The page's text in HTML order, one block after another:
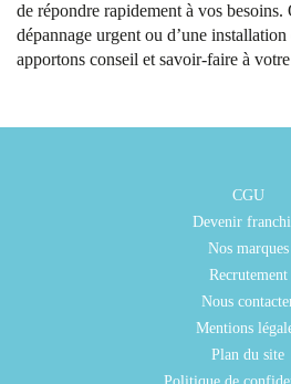
de répondre rapidement à vos besoins.
dépannage urgent ou d’une
apportons conseil et savoir-faire à
CGU
Devenir
Nos marques
Recrutement
Nous
Mentions
Plan du site